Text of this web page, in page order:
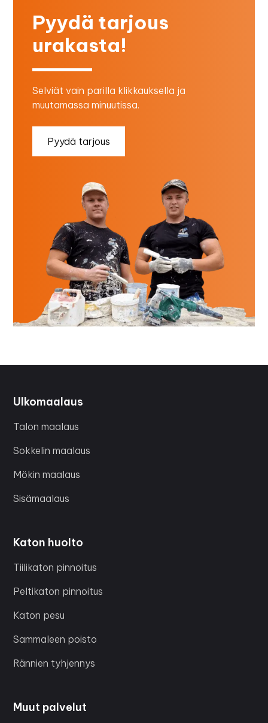
Pyydä tarjous
urakasta!
Selviät vain parilla klikkauksella ja
muutamassa minuutissa.
Pyydä tarjous
Ulkomaalaus
Talon maalaus
Sokkelin maalaus
Mökin maalaus
Sisämaalaus
Katon huolto
Tiilikaton pinnoitus
Peltikaton pinnoitus
Katon pesu
Sammaleen poisto
Rännien tyhjennys
Muut palvelut